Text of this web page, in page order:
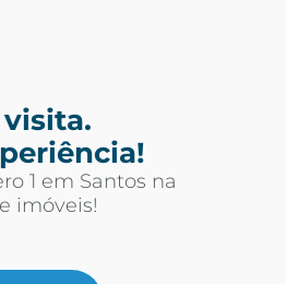
1 em Santos na
imóveis!